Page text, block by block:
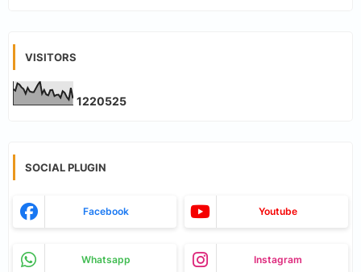
VISITORS
1220525
SOCIAL PLUGIN
Facebook Youtube
Whatsapp Instagram